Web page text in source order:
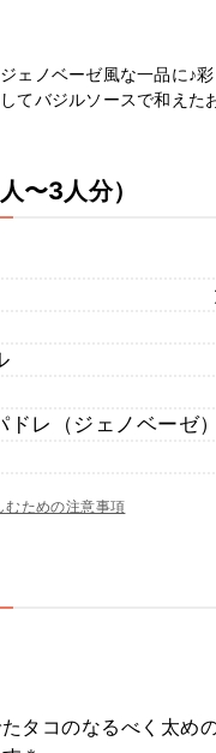
ェノベーゼ風な一品に♪
てバジルソースで和えた
〜3人分）
ドレ（ジェノベーゼ）
むための注意事項
タコのなるべく太め